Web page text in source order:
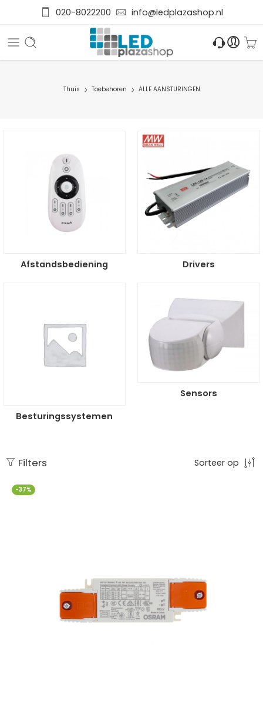
020-8022200 info@ledplazashop.nl
Thuis Toebehoren ALLE AANSTURINGEN
Afstandsbediening Drivers
Besturingssystemen
Sensors
Filters Sorteer op
-37%